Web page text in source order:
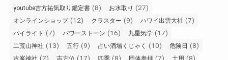
youtube吉方祐気取り鑑定書 (8) お水取り (27)
オンラインショップ(12) クラスター (9) ハワイ出雲大社 (7)
パイライト (7) パワーストーン (16) 九星気学 (17)
二荒山神社 (13) 五行 (9) 占い酒場くじゃく (10) 危険日 (8)
(7) (17) (8) (7) (8)